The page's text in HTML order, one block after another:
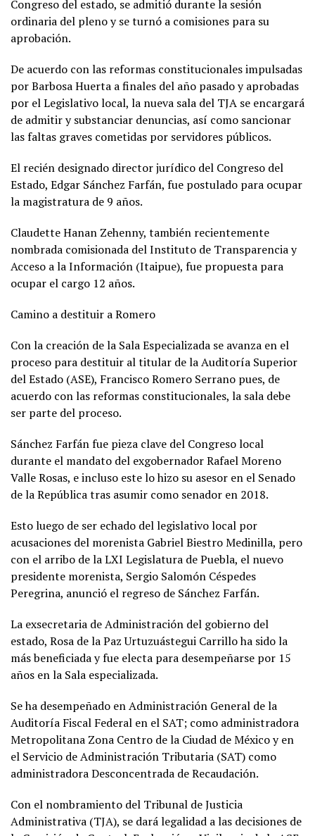
Congreso del estado, se admitió durante la sesión
ordinaria del pleno y se turnó a comisiones para su
aprobación.
De acuerdo con las reformas constitucionales impulsadas
por Barbosa Huerta a finales del año pasado y aprobadas
por el Legislativo local, la nueva sala del TJA se encargará
de admitir y substanciar denuncias, así como sancionar
las faltas graves cometidas por servidores públicos.
El recién designado director jurídico del Congreso del
Estado, Edgar Sánchez Farfán, fue postulado para ocupar
la magistratura de 9 años.
Claudette Hanan Zehenny, también recientemente
nombrada comisionada del Instituto de Transparencia y
Acceso a la Información (Itaipue), fue propuesta para
ocupar el cargo 12 años.
Camino a destituir a Romero
Con la creación de la Sala Especializada se avanza en el
proceso para destituir al titular de la Auditoría Superior
del Estado (ASE), Francisco Romero Serrano pues, de
acuerdo con las reformas constitucionales, la sala debe
ser parte del proceso.
Sánchez Farfán fue pieza clave del Congreso local
durante el mandato del exgobernador Rafael Moreno
Valle Rosas, e incluso este lo hizo su asesor en el Senado
de la República tras asumir como senador en 2018.
Esto luego de ser echado del legislativo local por
acusaciones del morenista Gabriel Biestro Medinilla, pero
con el arribo de la LXI Legislatura de Puebla, el nuevo
presidente morenista, Sergio Salomón Céspedes
Peregrina, anunció el regreso de Sánchez Farfán.
La exsecretaria de Administración del gobierno del
estado, Rosa de la Paz Urtuzuástegui Carrillo ha sido la
más beneficiada y fue electa para desempeñarse por 15
años en la Sala especializada.
Se ha desempeñado en Administración General de la
Auditoría Fiscal Federal en el SAT; como administradora
Metropolitana Zona Centro de la Ciudad de México y en
el Servicio de Administración Tributaria (SAT) como
administradora Desconcentrada de Recaudación.
Con el nombramiento del Tribunal de Justicia
Administrativa (TJA), se dará legalidad a las decisiones de